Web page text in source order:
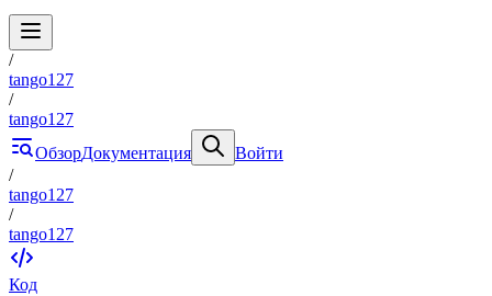
/
tango127
/
tango127
ОбзорДокументация
Войти
/
tango127
/
tango127
Код